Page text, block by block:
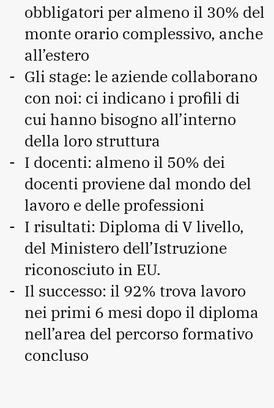
obbligatori per almeno il 30% del
monte orario complessivo, anche
all’estero
Gli stage: le aziende collaborano
con noi: ci indicano i profili di
cui hanno bisogno all’interno
della loro struttura
I docenti: almeno il 50% dei
docenti proviene dal mondo del
lavoro e delle professioni
I risultati: Diploma di V livello,
del Ministero dell’Istruzione
riconosciuto in EU.
Il successo: il 92% trova lavoro
nei primi 6 mesi dopo il diploma
nell’area del percorso formativo
concluso